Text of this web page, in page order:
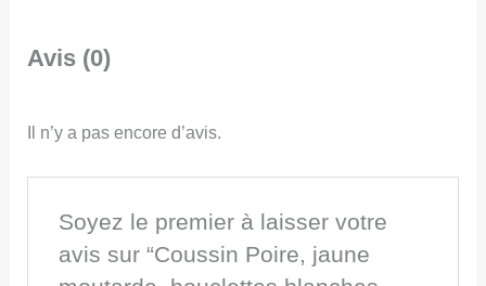
Avis (0)
Il n’y a pas encore d’avis.
Soyez le premier à laisser votre
avis sur “Coussin Poire, jaune